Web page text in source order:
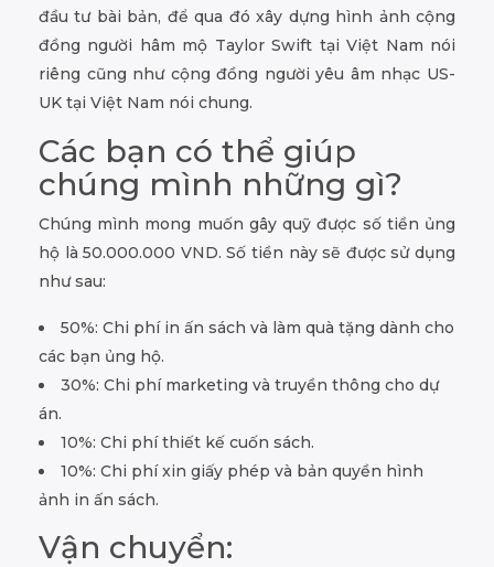
đầu tư bài bản, để qua đó xây dựng hình ảnh cộng
đồng người hâm mộ Taylor Swift tại Việt Nam nói
riêng cũng như cộng đồng người yêu âm nhạc US-
UK tại Việt Nam nói chung.
Các bạn có thể giúp
chúng mình những gì?
Chúng mình mong muốn gây quỹ được số tiền ủng
hộ là 50.000.000 VND. Số tiền này sẽ được sử dụng
như sau:
50%: Chi phí in ấn sách và làm quà tặng dành cho
các bạn ủng hộ.
30%: Chi phí marketing và truyền thông cho dự
án.
10%: Chi phí thiết kế cuốn sách.
10%: Chi phí xin giấy phép và bản quyền hình
ảnh in ấn sách.
Vận chuyển: